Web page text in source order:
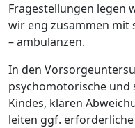
Fragestellungen legen
wir eng zusammen mit
– ambulanzen.
In den
psychomotorische und
Kindes, klären
leiten ggf.